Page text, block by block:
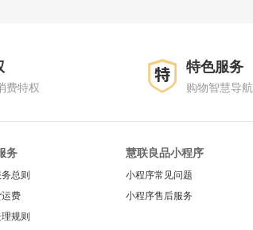
费特权
特色服务
购物智慧导航
务
总则
费
规则
慧联良品小程序
小程序常见问题
小程序售后服务